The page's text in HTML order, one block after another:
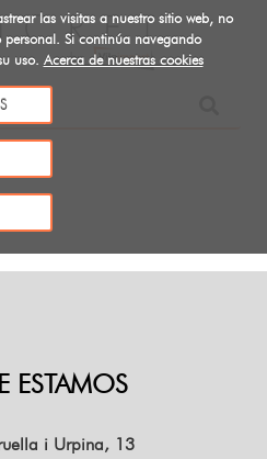
las visitas a nuestro sitio web, no
Si continúa navegando
uso. Acerca de nuestras cookies
SOBRE
la venta
ESTAMOS
i Urpina, 13